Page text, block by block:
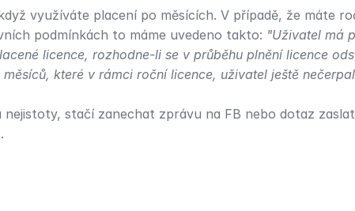
využíváte placení po měsících. V případě, že máte
podmínkách to máme uvedeno takto: "Uživatel má
licence, rozhodne-li se v průběhu plnění licence
které v rámci roční licence, uživatel ještě
stačí zanechat zprávu na FB nebo dotaz zaslat